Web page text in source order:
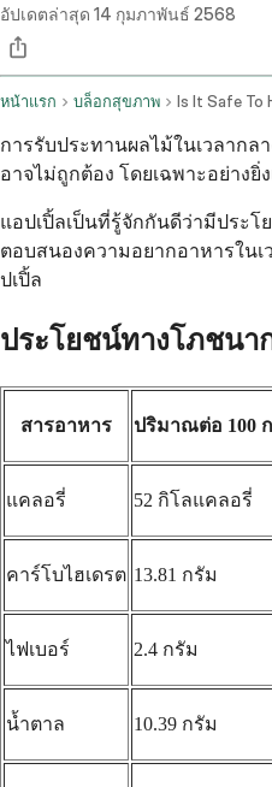
อัปเดตล่าสุด 14 กุมภาพันธ์ 2568
หน้าแรก บล็อกสุขภาพ Is It Safe To
การรับประทานผลไม้ในเวลาก
อาจไม่ถูกต้อง โดยเฉพาะอย่างยิ่
แอปเปิ้ลเป็นที่รู้จักกันดีว่ามีประ
ตอบสนองความอยากอาหารในเ
ปเปิ้ล
ประโยชน์ทางโภชนา
สารอาหาร ปริมาณต่อ 100
แคลอรี่ 52 กิโลแคลอรี่
คาร์โบไฮเดรต 13.81 กรัม
ไฟเบอร์ 2.4 กรัม
น้ำตาล 10.39 กรัม